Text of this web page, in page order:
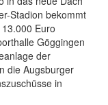
Stadion bekommt
Euro
Göggingen
der
die Augsburger
in